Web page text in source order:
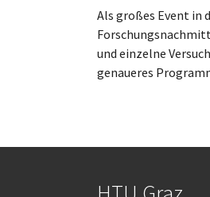
Als großes Event in
und einzelne
genaueres